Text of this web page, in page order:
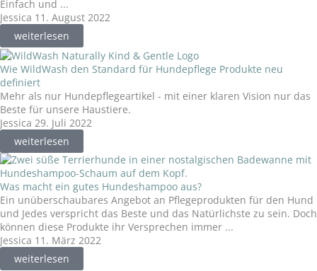
Einfach und ...
Jessica 11. August 2022
weiterlesen
Wie WildWash den Standard für Hundepflege Produkte neu
definiert
Mehr als nur Hundepflegeartikel - mit einer klaren Vision nur das
Beste für unsere Haustiere.
Jessica 29. Juli 2022
weiterlesen
Was macht ein gutes Hundeshampoo aus?
Ein unüberschaubares Angebot an Pflegeprodukten für den Hund
und Jedes verspricht das Beste und das Natürlichste zu sein. Doch
können diese Produkte ihr Versprechen immer ...
Jessica 11. März 2022
weiterlesen